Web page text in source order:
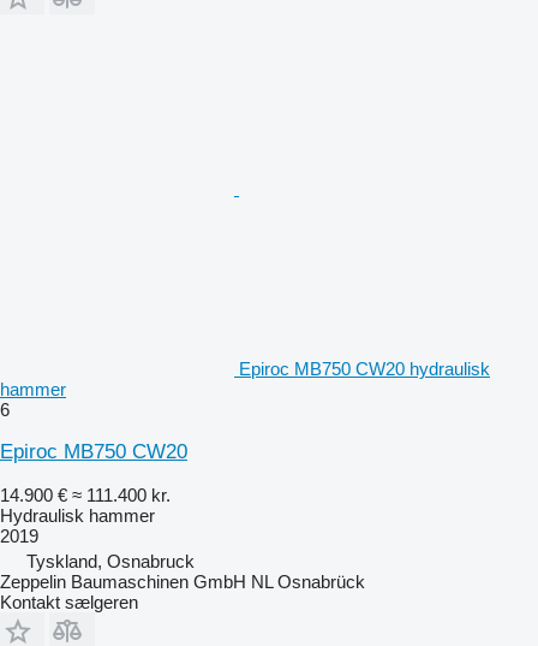
Epiroc MB750 CW20 hydraulisk
hammer
6
Epiroc MB750 CW20
14.900 € ≈ 111.400 kr.
Hydraulisk hammer
2019
Tyskland, Osnabruck
Zeppelin Baumaschinen GmbH NL Osnabrück
Kontakt sælgeren